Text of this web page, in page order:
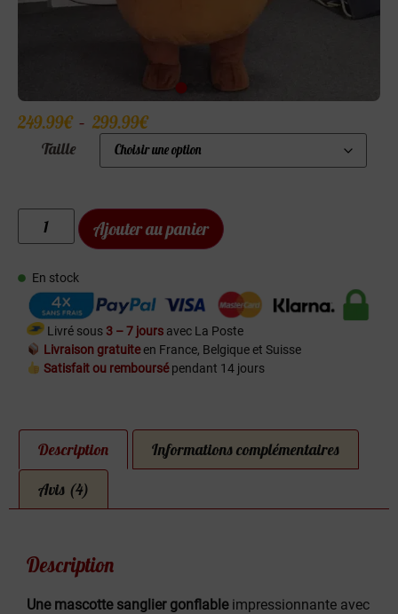
249.99€ – 299.99€
Taille
Ajouter au panier
En stock
Livré sous 3 – 7 jours avec La Poste
Livraison gratuiteen France, Belgique et Suisse
Satisfait ou remboursépendant 14 jours
Description Informations complémentaires
Avis (4)
Description
Une mascotte sanglier gonflableimpressionnante avec